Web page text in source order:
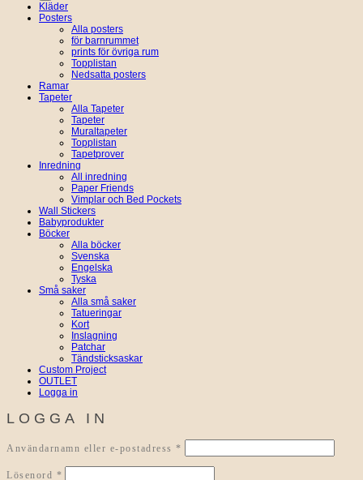
Kläder
Posters
Alla posters
för barnrummet
prints för övriga rum
Topplistan
Nedsatta posters
Ramar
Tapeter
Alla Tapeter
Tapeter
Muraltapeter
Topplistan
Tapetprover
Inredning
All inredning
Paper Friends
Vimplar och Bed Pockets
Wall Stickers
Babyprodukter
Böcker
Alla böcker
Svenska
Engelska
Tyska
Små saker
Alla små saker
Tatueringar
Kort
Inslagning
Patchar
Tändsticksaskar
Custom Project
OUTLET
Logga in
LOGGA IN
Användarnamn eller e-postadress *
Lösenord *